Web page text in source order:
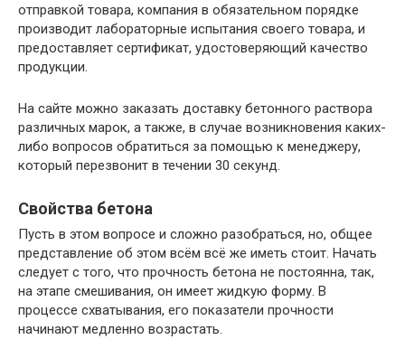
отправкой товара, компания в обязательном порядке
производит лабораторные испытания своего товара, и
предоставляет сертификат, удостоверяющий качество
продукции.
На сайте можно заказать доставку бетонного раствора
различных марок, а также, в случае возникновения каких-
либо вопросов обратиться за помощью к менеджеру,
который перезвонит в течении 30 секунд.
Свойства бетона
Пусть в этом вопросе и сложно разобраться, но, общее
представление об этом всём всё же иметь стоит. Начать
следует с того, что прочность бетона не постоянна, так,
на этапе смешивания, он имеет жидкую форму. В
процессе схватывания, его показатели прочности
начинают медленно возрастать.